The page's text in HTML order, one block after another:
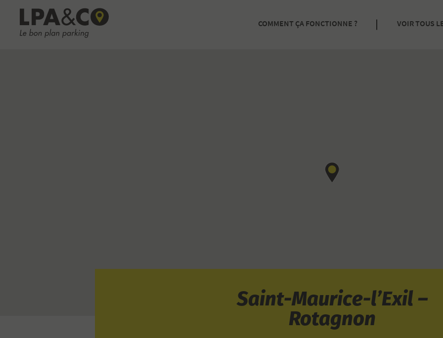
LPA&CO
COMMENT ÇA FONCTIONNE ? VOIR TOUS
Saint-Maurice-l’Exil –
Rotagnon